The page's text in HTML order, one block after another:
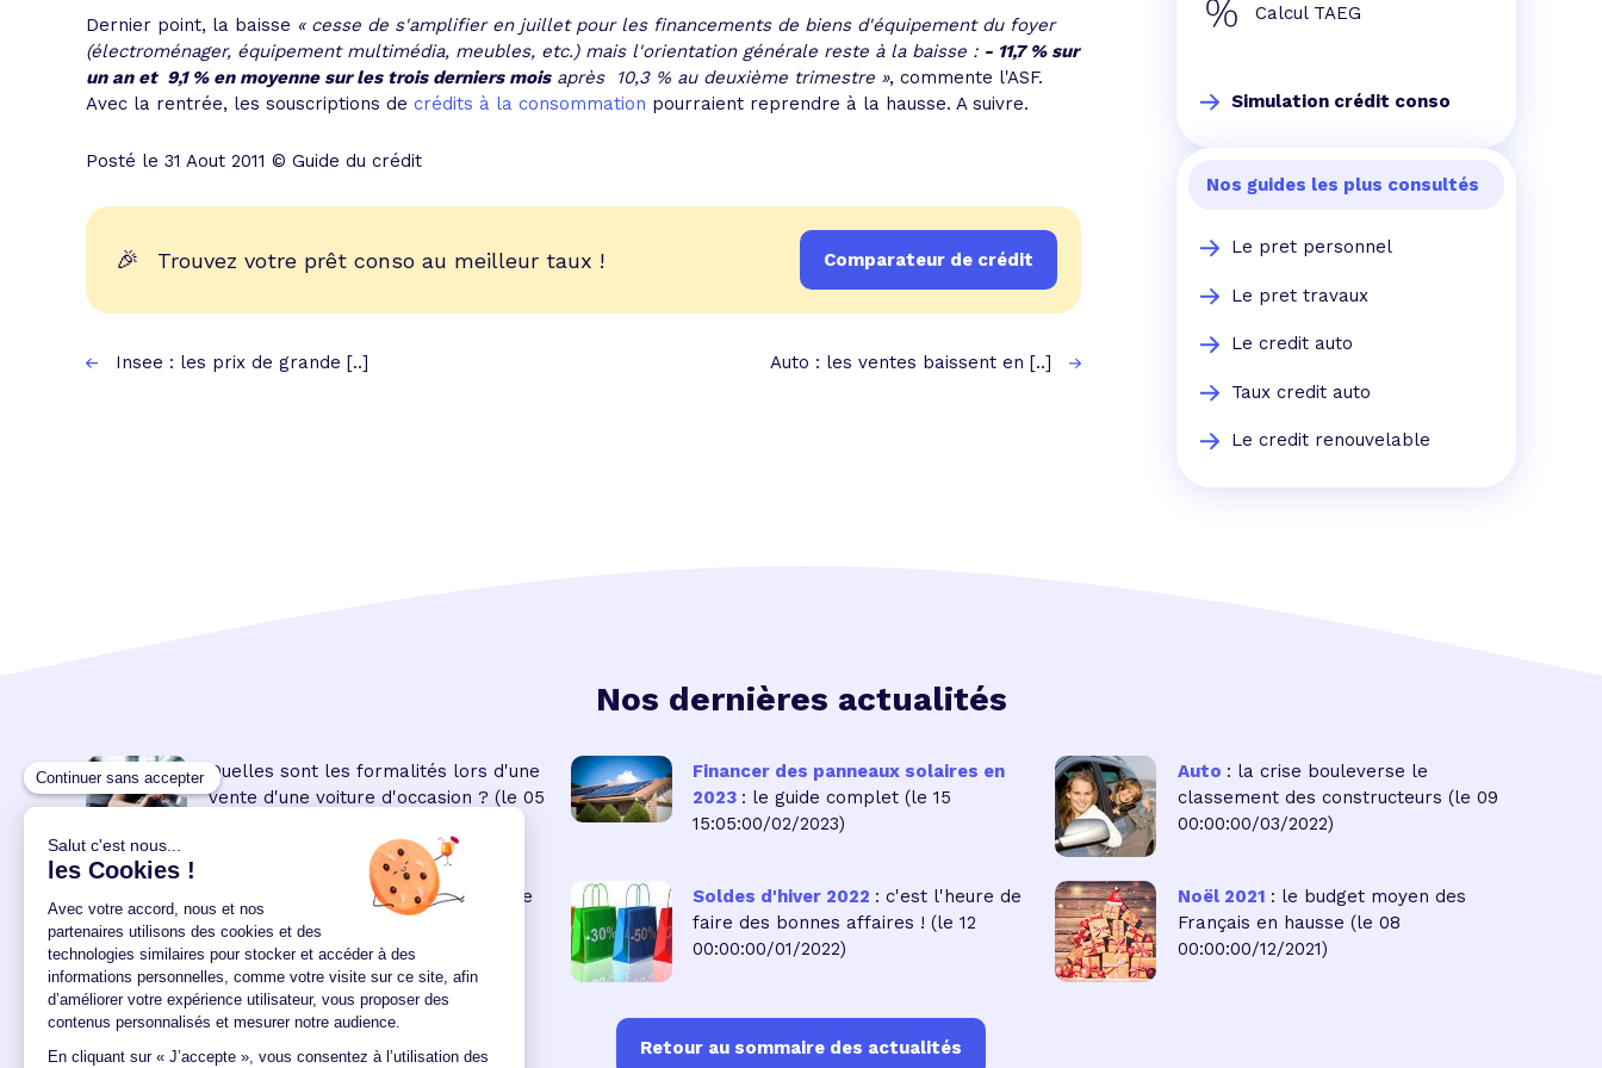
Dernier point, la baisse « cesse de s'amplifier en juillet pour les financements de biens d'équipement du foyer
(électroménager, équipement multimédia, meubles, etc.) mais l'orientation générale reste à la baisse : - 11,7 % sur
un an et  9,1 % en moyenne sur les trois derniers moisaprès  10,3 % au deuxième trimestre », commente l'ASF.
Avec la rentrée, les souscriptions de crédits à la consommation pourraient reprendre à la hausse. A suivre.
Posté le 31 Aout 2011 © Guide du crédit
🎉 Trouvez votre prêt conso au meilleur taux ! Comparateur de crédit
Insee : les prix de grande [..] Auto : les ventes baissent en [..]
Calcul TAEG
Simulation crédit conso
Nos guides les plus consultés
Le pret personnel
Le pret travaux
Le credit auto
Taux credit auto
Le credit renouvelable
Nos dernières actualités
Quelles sont les formalités lors d'une
vente d'une voiture d'occasion ? (le 05
Financer des panneaux solaires en
2023 : le guide complet (le 15
15:05:00/02/2023)
Auto : la crise bouleverse le
classement des constructeurs (le 09
00:00:00/03/2022)
: les modalités de ce
crédit à la consommation
00:00:00/02/2022)
Soldes d'hiver 2022 : c'est l'heure de
faire des bonnes affaires ! (le 12
00:00:00/01/2022)
Noël 2021 : le budget moyen des
Français en hausse (le 08
00:00:00/12/2021)
Retour au sommaire des actualités